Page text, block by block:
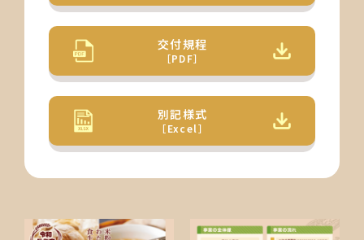
交付規程
［PDF］
別記様式
［Excel］